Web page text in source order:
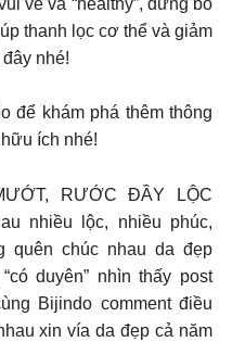
thanh lọc cơ thể và giảm
nhé!
để khám phá thêm thông
ích nhé!
RƯỚC ĐẦY LỘC
nhiều lộc, nhiều phúc,
quên chúc nhau da đẹp
duyên” nhìn thấy post
Bijindo comment điều
xin vía da đẹp cả năm